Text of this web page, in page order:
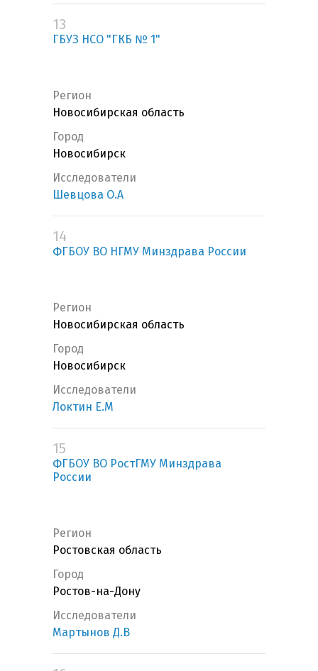
13
ГБУЗ НСО "ГКБ № 1"
Регион
Новосибирская область
Город
Новосибирск
Исследователи
Шевцова О.А
14
ФГБОУ ВО НГМУ Минздрава России
Регион
Новосибирская область
Город
Новосибирск
Исследователи
Локтин Е.М
15
ФГБОУ ВО РостГМУ Минздрава
России
Регион
Ростовская область
Город
Ростов-на-Дону
Исследователи
Мартынов Д.В